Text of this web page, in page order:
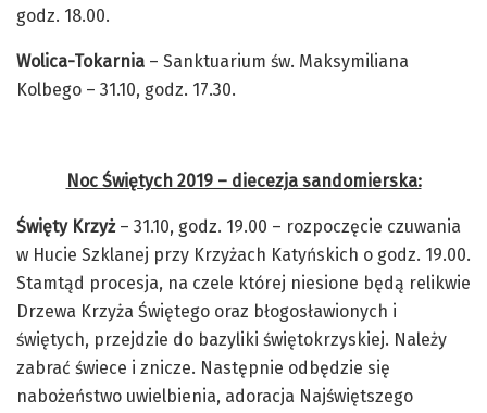
godz. 18.00.
Wolica-Tokarnia – Sanktuarium św. Maksymiliana
Kolbego – 31.10, godz. 17.30.
Noc Świętych 2019 – diecezja sandomierska:
Święty Krzyż– 31.10, godz. 19.00 – rozpoczęcie czuwania
w Hucie Szklanej przy Krzyżach Katyńskich o godz. 19.00.
Stamtąd procesja, na czele której niesione będą relikwie
Drzewa Krzyża Świętego oraz błogosławionych i
świętych, przejdzie do bazyliki świętokrzyskiej. Należy
zabrać świece i znicze. Następnie odbędzie się
nabożeństwo uwielbienia, adoracja Najświętszego